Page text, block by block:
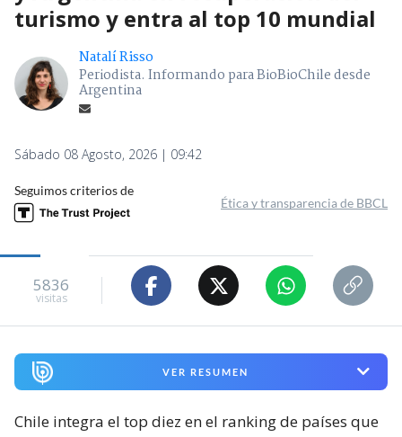
turismo y entra al top 10 mundial
Natalí Risso
Periodista. Informando para BioBioChile desde
Argentina
Sábado 08 Agosto, 2026 | 09:42
Seguimos criterios de
Ética y transparencia de BBCL
5836
visitas
VER RESUMEN
Chile integra el top diez en el ranking de países que